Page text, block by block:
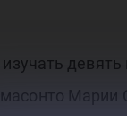
Марии